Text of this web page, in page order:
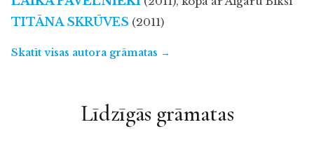
TITĀNA SKRŪVES (2011)
Skatīt visas autora grāmatas →
Līdzīgās grāmatas